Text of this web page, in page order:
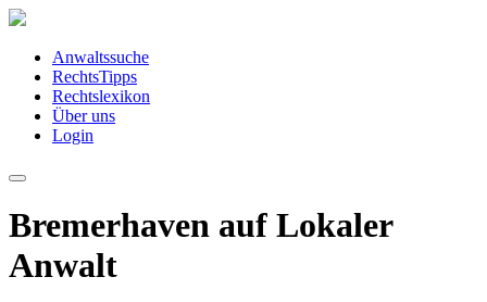
Anwaltssuche
RechtsTipps
Rechtslexikon
Über uns
Login
Bremerhaven auf Lokaler
Anwalt